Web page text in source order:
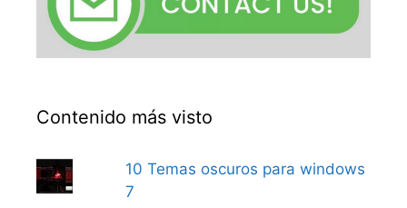
Contenido más visto
10 Temas oscuros para windows
7